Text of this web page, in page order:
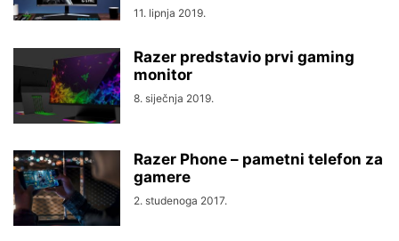
11. lipnja 2019.
Razer predstavio prvi gaming
monitor
8. siječnja 2019.
Razer Phone – pametni telefon za
gamere
2. studenoga 2017.